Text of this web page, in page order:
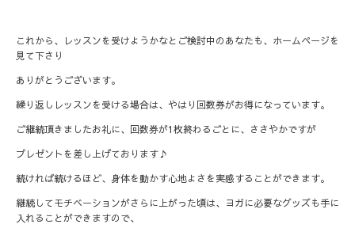
これから、レッスンを受けようかなとご検討中のあなたも、ホームページを
見て下さり
ありがとうございます。
繰り返しレッスンを受ける場合は、やはり回数券がお得になっています。
ご継続頂きましたお礼に、回数券が1枚終わるごとに、ささやかですが
プレゼントを差し上げております♪
続ければ続けるほど、身体を動かす心地よさを実感することができます。
継続してモチベーションがさらに上がった頃は、ヨガに必要なグッズも手に
入れることができますので、